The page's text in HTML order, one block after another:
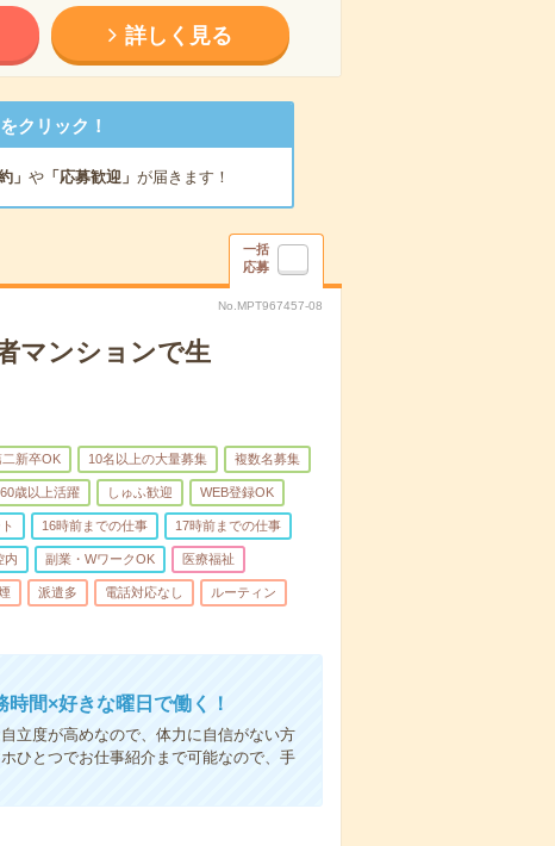
詳しく見る
クリック！
」 や「応募歓迎」 が届きます！
一括
応募
No.MPT967457-08
マンションで生
二新卒OK 10名以上の大量募集 複数名募集
60歳以上活躍 しゅふ歓迎 WEB登録OK
16時前までの仕事 17時前までの仕事
内 副業・WワークOK 医療福祉
派遣多 電話対応なし ルーティン
間×好きな曜日で働く！
立度が高めなので、体力に自信がない方
ひとつでお仕事紹介まで可能なので、手